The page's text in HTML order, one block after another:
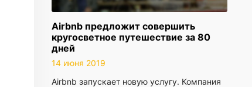
Airbnb предложит совершить
кругосветное путешествие за 80
дней
14 июня 2019
Airbnb запускает новую услугу. Компания